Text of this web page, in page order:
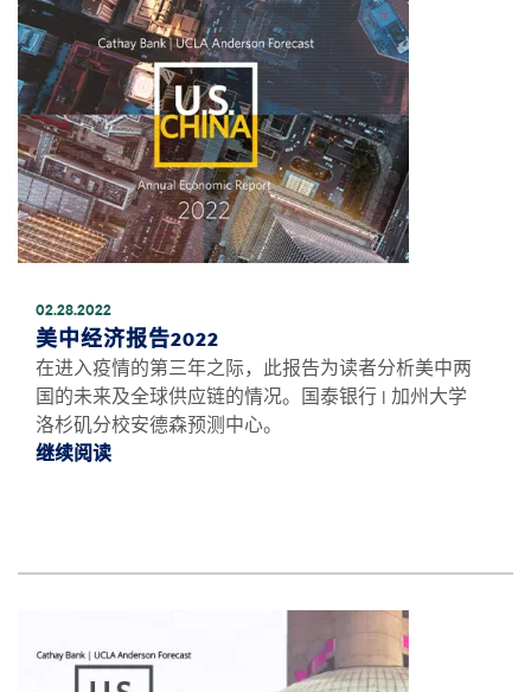
02.28.2022
美中经济报告2022
在进入疫情的第三年之际，此报告为读者分析美中两
国的未来及全球供应链的情况。国泰银行 | 加州大学
洛杉矶分校安德森预测中心。
继续阅读继续阅读美中经济报告2022 *